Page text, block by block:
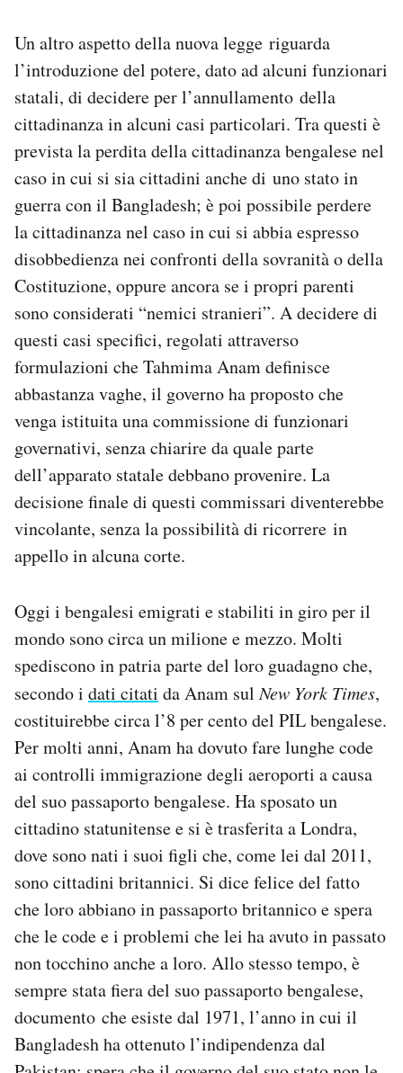
Un altro aspetto della nuova legge riguarda
l’introduzione del potere, dato ad alcuni funzionari
statali, di decidere per l’annullamento della
cittadinanza in alcuni casi particolari. Tra questi è
prevista la perdita della cittadinanza bengalese nel
caso in cui si sia cittadini anche di uno stato in
guerra con il Bangladesh; è poi possibile perdere
la cittadinanza nel caso in cui si abbia espresso
disobbedienza nei confronti della sovranità o della
Costituzione, oppure ancora se i propri parenti
sono considerati “nemici stranieri”. A decidere di
questi casi specifici, regolati attraverso
formulazioni che Tahmima Anam definisce
abbastanza vaghe, il governo ha proposto che
venga istituita una commissione di funzionari
governativi, senza chiarire da quale parte
dell’apparato statale debbano provenire. La
decisione finale di questi commissari diventerebbe
vincolante, senza la possibilità di ricorrere in
appello in alcuna corte.
Oggi i bengalesi emigrati e stabiliti in giro per il
mondo sono circa un milione e mezzo. Molti
spediscono in patria parte del loro guadagno che,
secondo i dati citati da Anam sulNew York Times,
costituirebbe circa l’8 per cento del PIL bengalese.
Per molti anni, Anam ha dovuto fare lunghe code
ai controlli immigrazione degli aeroporti a causa
del suo passaporto bengalese. Ha sposato un
cittadino statunitense e si è trasferita a Londra,
dove sono nati i suoi figli che, come lei dal 2011,
sono cittadini britannici. Si dice felice del fatto
che loro abbiano in passaporto britannico e spera
che le code e i problemi che lei ha avuto in passato
non tocchino anche a loro. Allo stesso tempo, è
sempre stata fiera del suo passaporto bengalese,
documento che esiste dal 1971, l’anno in cui il
Bangladesh ha ottenuto l’indipendenza dal